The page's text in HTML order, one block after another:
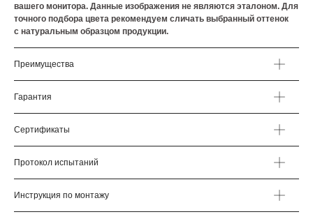
вашего монитора. Данные изображения не являются эталоном. Для
точного подбора цвета рекомендуем сличать выбранный оттенок
с натуральным образцом продукции.
Преимущества
Гарантия
Сертификаты
Протокол испытаний
Инструкция по монтажу